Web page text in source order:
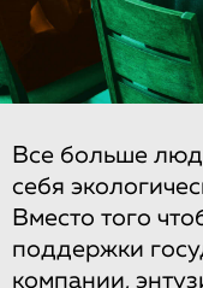
Все больше
себя
Вместо того
поддержки
компании,